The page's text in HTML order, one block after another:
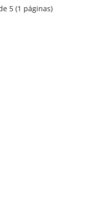
5 (1 páginas)